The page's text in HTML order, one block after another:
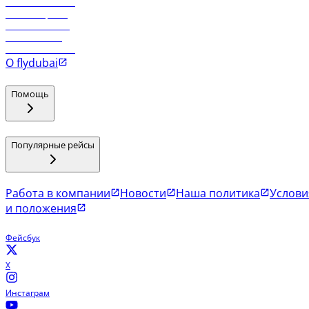
О flydubai
Помощь
Популярные рейсы
Работа в компании Новости Наша политика
и положения
Фейсбук
X
Инстаграм